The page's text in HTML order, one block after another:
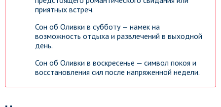
приятных встреч.
Сон об Оливки в субботу — намек на
возможность отдыха и развлечений в выходной
день.
Сон об Оливки в воскресенье — символ покоя и
восстановления сил после напряженной недели.